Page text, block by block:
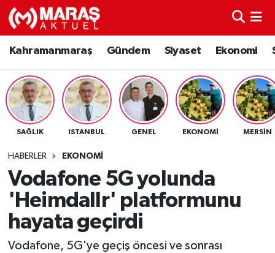
Kahramanmaraş Gündem Siyaset Ekonomi
SAĞLIK ISTANBUL GENEL EKONOMI MERSIN
HABERLER EKONOMI
Vodafone 5G yolunda
'Heimdallr' platformunu
hayata geçirdi
Vodafone, 5G'ye geçiş öncesi ve sonrası
Kahramanmaraş
Gündem
Siyaset
Spor
Sağlık
Teknoloji
Nöbetçi Eczaneler
Hava Durumu
Namaz Vakitleri
TFF 3.Lig 4.Grup Puan Durumu ve Fikstür
Tüm Manşetler
Son Dakika Haberleri